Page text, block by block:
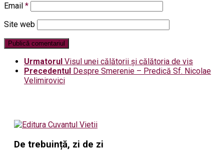
Email *
Site web
Urmatorul Visul unei călătorii și călătoria de vis
Precedentul Despre Smerenie – Predică Sf. Nicolae
Velimirovici
De trebuință, zi de zi